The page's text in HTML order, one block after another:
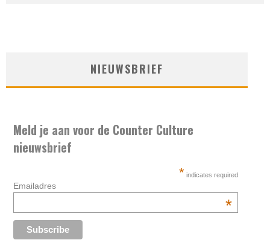
NIEUWSBRIEF
Meld je aan voor de Counter Culture
nieuwsbrief
* indicates required
Emailadres
*